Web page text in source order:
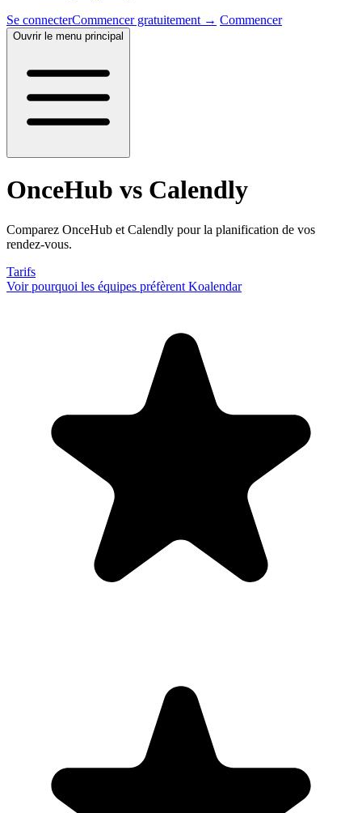
Se connecterCommencer gratuitement → Commencer
Ouvrir le menu principal
OnceHub vs Calendly
Comparez OnceHub et Calendly pour la planification de vos
rendez-vous.
Tarifs
Voir pourquoi les équipes préfèrent Koalendar